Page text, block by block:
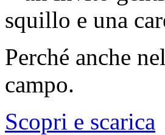
squillo e una
Perché anche
campo.
Scopri e scarica